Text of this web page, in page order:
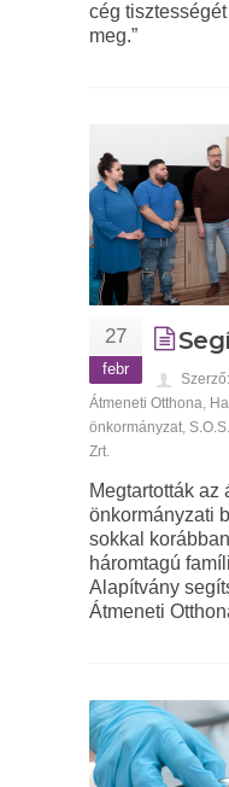
cég
meg.”
27
febr
Átmeneti Otthona,
önkormányzat,
Zrt.
Megtartották az
önkormányzati
sokkal
háromtagú
Alapítvány
Átmeneti